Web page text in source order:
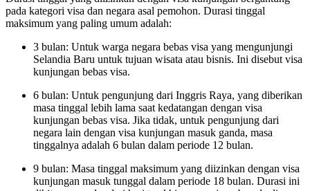
pada kategori visa dan negara asal pemohon. Durasi tinggal
maksimum yang paling umum adalah:
3 bulan: Untuk warga negara bebas visa yang mengunjungi
Selandia Baru untuk tujuan wisata atau bisnis. Ini disebut visa
kunjungan bebas visa.
6 bulan: Untuk pengunjung dari Inggris Raya, yang diberikan
masa tinggal lebih lama saat kedatangan dengan visa
kunjungan bebas visa. Jika tidak, untuk pengunjung dari
negara lain dengan visa kunjungan masuk ganda, masa
tinggalnya adalah 6 bulan dalam periode 12 bulan.
9 bulan: Masa tinggal maksimum yang diizinkan dengan visa
kunjungan masuk tunggal dalam periode 18 bulan. Durasi ini